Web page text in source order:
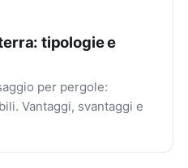
tipologie e
per pergole:
Vantaggi, svantaggi e